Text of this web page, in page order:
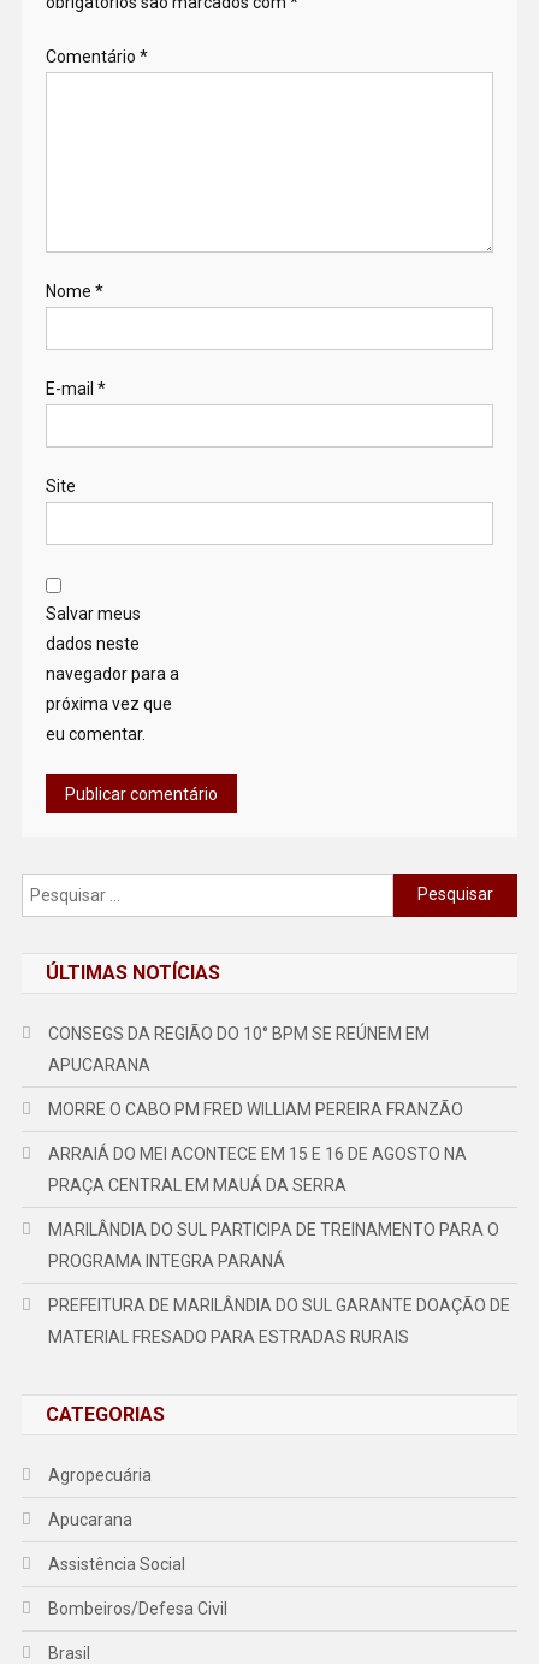
Comentário *
Nome *
E-mail *
Site
Salvar meus
dados neste
navegador para a
próxima vez que
eu comentar.
Pesquisar
por:
ÚLTIMAS NOTÍCIAS
CONSEGS DA REGIÃO DO 10° BPM SE REÚNEM EM
APUCARANA
MORRE O CABO PM FRED WILLIAM PEREIRA FRANZÃO
ARRAIÁ DO MEI ACONTECE EM 15 E 16 DE AGOSTO NA
PRAÇA CENTRAL EM MAUÁ DA SERRA
MARILÂNDIA DO SUL PARTICIPA DE TREINAMENTO PARA O
PROGRAMA INTEGRA PARANÁ
PREFEITURA DE MARILÂNDIA DO SUL GARANTE DOAÇÃO DE
MATERIAL FRESADO PARA ESTRADAS RURAIS
CATEGORIAS
Agropecuária
Apucarana
Assistência Social
Bombeiros/Defesa Civil
Brasil